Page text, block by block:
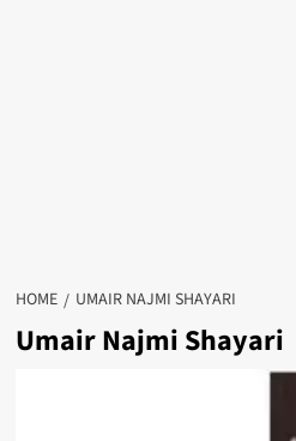
HOME UMAIR NAJMI SHAYARI
Umair Najmi Shayari